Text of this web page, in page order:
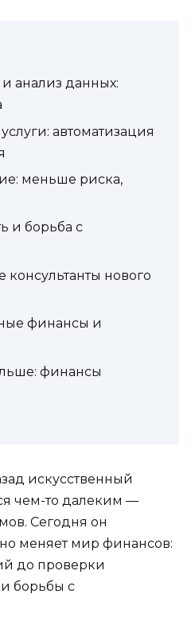
анализ данных:
автоматизация
меньше риска,
и борьба с
нового
финансы и
финансы
искусственный
чем-то далеким —
Сегодня он
меняет мир финансов:
до проверки
борьбы с